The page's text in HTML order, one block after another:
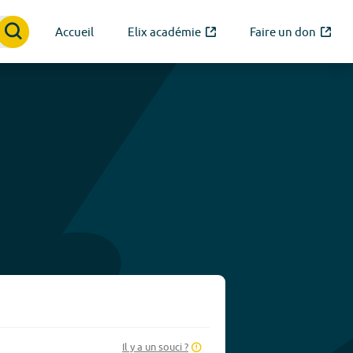
Accueil Elix académie Faire un don
Il y a un souci ?